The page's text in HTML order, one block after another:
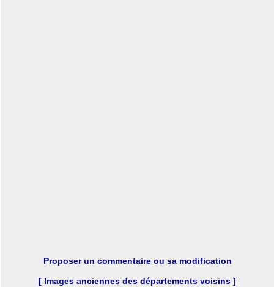
Proposer un commentaire ou sa modification
[ Images anciennes des départements voisins ]